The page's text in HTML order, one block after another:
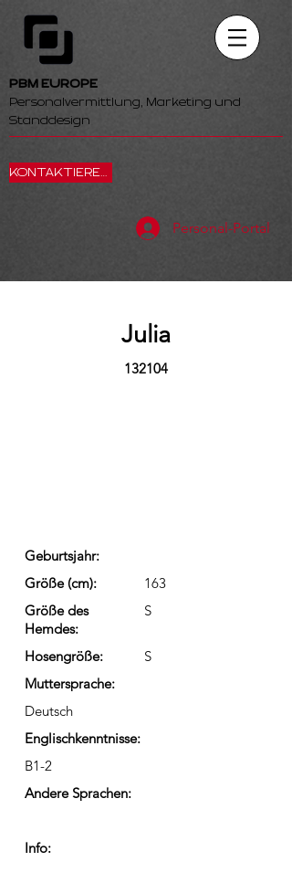
PBM EUROPE
Personalvermittlung, Marketing und
Standdesign
KONTAKTIEREN SIE UNS
Personal-Portal
Julia
132104
Geburtsjahr:
Größe (cm):
163
Größe des
Hemdes:
S
Hosengröße:
S
Muttersprache:
Deutsch
Englischkenntnisse:
B1-2
Andere Sprachen:
Info: